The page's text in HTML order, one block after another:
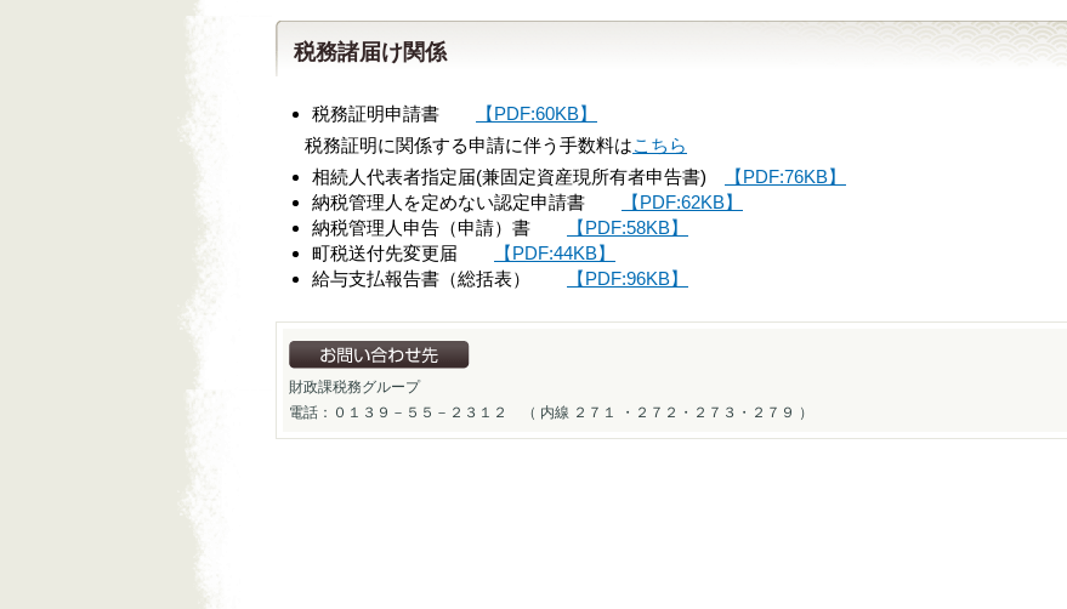
税務諸届け関係
税務証明申請書
【PDF:60KB】
税務証明に関係する申請に伴う手数料はこちら
相続人代表者指定届(兼固定資産現所有者申告書)
【PDF:76KB】
納税管理人を定めない認定申請書
【PDF:62KB】
納税管理人申告（申請）書
【PDF:58KB】
町税送付先変更届
【PDF:44KB】
給与支払報告書（総括表）
【PDF:96KB】
財政課税務グループ
電話：０１３９－５５－２３１２ （ 内線 ２７１ ・２７２・２７３・２７９ ）